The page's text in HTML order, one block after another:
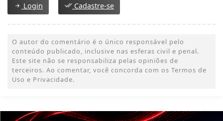
Login Cadastre-se
O autor do comentário é o único responsável pelo
conteúdo publicado, inclusive nas esferas civil e penal.
Este site não se responsabiliza pelas opiniões de
terceiros. Ao comentar, você concorda com os Termos de
Uso e Privacidade.